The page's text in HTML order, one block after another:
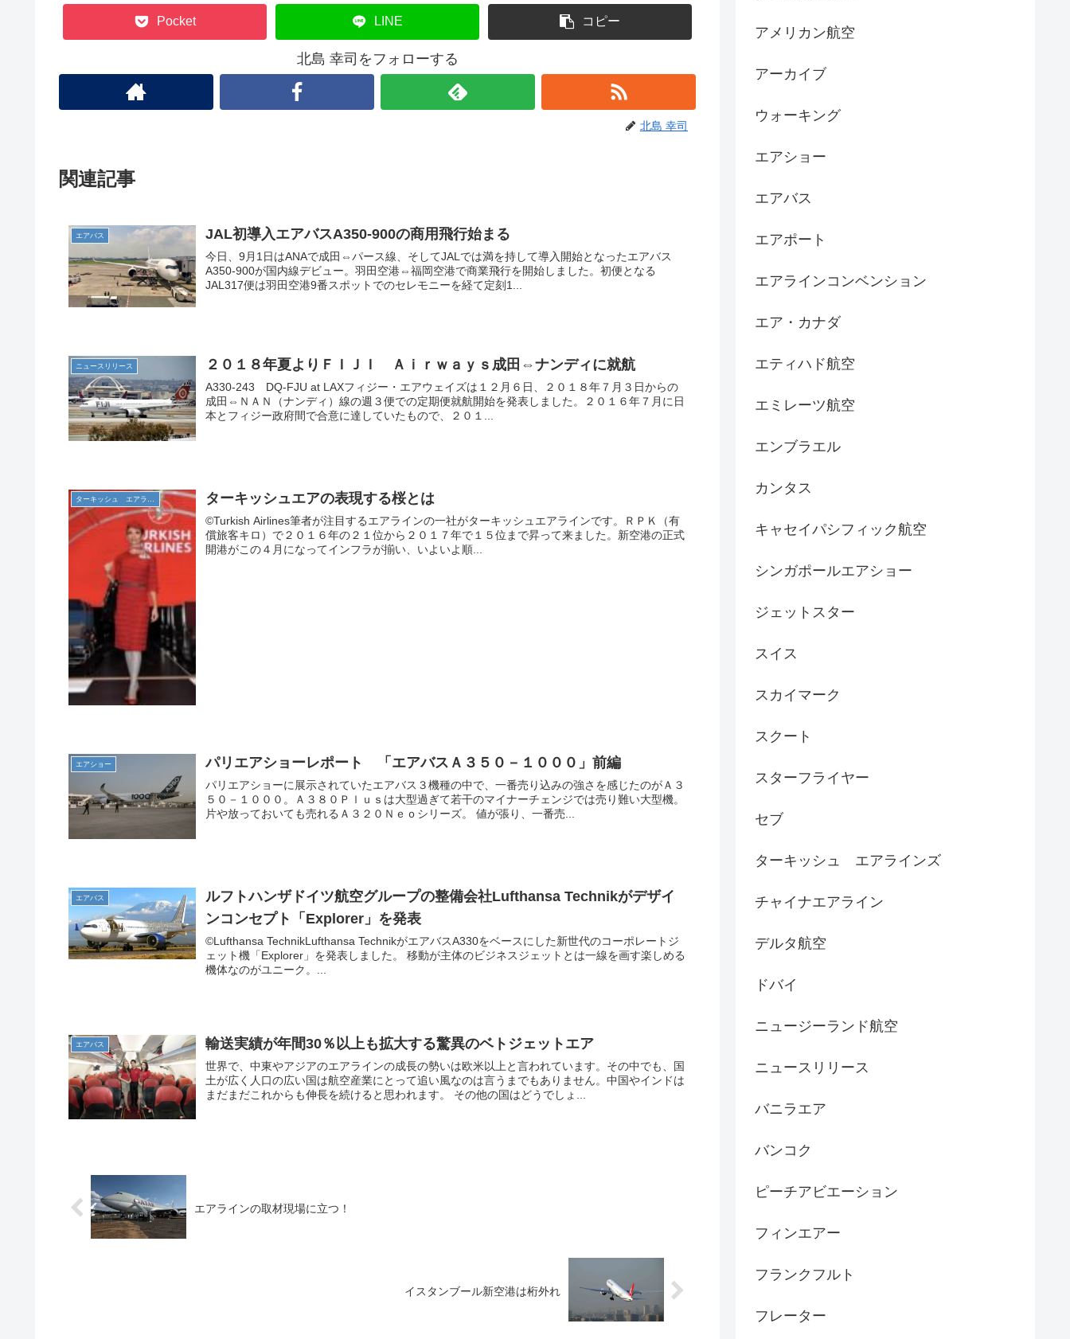
Pocket LINE コピー
北島 幸司をフォローする
北島 幸司
関連記事
エアバス JAL初導入エアバスA350-900の商用飛行始まる
今日、9月1日はANAで成田⇔パース線、そしてJALでは満を持して導入開始となったエアバス
A350-900が国内線デビュー。羽田空港⇔福岡空港で商業飛行を開始しました。初便となる
JAL317便は羽田空港9番スポットでのセレモニーを経て定刻1...
ニュースリリース ２０１８年夏よりＦＩＪＩ Ａｉｒｗａｙｓ成田⇔ナンディに就航
A330-243 DQ-FJU at LAXフィジー・エアウェイズは１２月６日、２０１８年７月３日からの
成田⇔ＮＡＮ（ナンディ）線の週３便での定期便就航開始を発表しました。２０１６年７月に日
本とフィジー政府間で合意に達していたもので、２０１...
ターキッシュ エアラインズ ターキッシュエアの表現する桜とは
©️Turkish Airlines筆者が注目するエアラインの一社がターキッシュエアラインです。ＲＰＫ（有
償旅客キロ）で２０１６年の２１位から２０１７年で１５位まで昇って来ました。新空港の正式
開港がこの４月になってインフラが揃い、いよいよ順...
エアショー パリエアショーレポート 「エアバスＡ３５０－１０００」前編
パリエアショーに展示されていたエアバス３機種の中で、一番売り込みの強さを感じたのがＡ３
５０－１０００。Ａ３８０Ｐｌｕｓは大型過ぎて若干のマイナーチェンジでは売り難い大型機。
片や放っておいても売れるＡ３２０Ｎｅｏシリーズ。 値が張り、一番売...
エアバス
ルフトハンザドイツ航空グループの整備会社Lufthansa Technikがデザイ
ンコンセプト「Explorer」を発表
©Lufthansa TechnikLufthansa TechnikがエアバスA330をベースにした新世代のコーポレートジ
ェット機「Explorer」を発表しました。 移動が主体のビジネスジェットとは一線を画す楽しめる
機体なのがユニーク。...
エアバス 輸送実績が年間30％以上も拡大する驚異のベトジェットエア
世界で、中東やアジアのエアラインの成長の勢いは欧米以上と言われています。その中でも、国
土が広く人口の広い国は航空産業にとって追い風なのは言うまでもありません。中国やインドは
まだまだこれからも伸長を続けると思われます。 その他の国はどうでしょ...
エアラインの取材現場に立つ！
イスタンブール新空港は桁外れ
アメリカン航空
アーカイブ
ウォーキング
エアショー
エアバス
エアポート
エアラインコンベンション
エア・カナダ
エティハド航空
エミレーツ航空
エンブラエル
カンタス
キャセイパシフィック航空
シンガポールエアショー
ジェットスター
スイス
スカイマーク
スクート
スターフライヤー
セブ
ターキッシュ エアラインズ
チャイナエアライン
デルタ航空
ドバイ
ニュージーランド航空
ニュースリリース
バニラエア
バンコク
ピーチアビエーション
フィンエアー
フランクフルト
フレーター